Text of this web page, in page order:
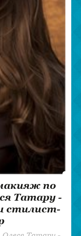
по
Татару -
стилист-